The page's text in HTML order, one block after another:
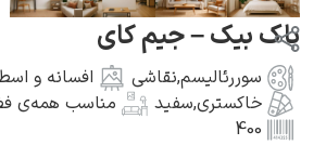
ادوارد مونک
بیک – جیم کای
سوررئالیسم,نقاشی افسانه و اسطوره
خاکستری,سفید مناسب همه‌ی فضاها
400